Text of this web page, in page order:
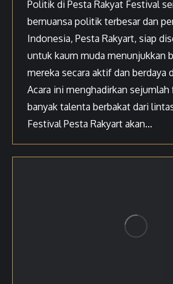
Politik di Pesta Rakyat Festival
bernuansa politik terbesar dan
Indonesia, Pesta Rakyart, siap
untuk kaum muda menunjukkan
mereka secara aktif dan berdaya
Acara ini menghadirkan
banyak talenta berbakat dari
Festival Pesta Rakyart akan…